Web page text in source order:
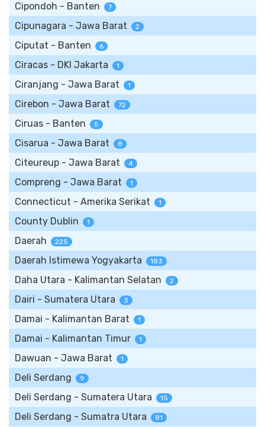
Cipondoh - Banten 7
Cipunagara - Jawa Barat 2
Ciputat - Banten 6
Ciracas - DKI Jakarta 1
Ciranjang - Jawa Barat 1
Cirebon - Jawa Barat 72
Ciruas - Banten 5
Cisarua - Jawa Barat 8
Citeureup - Jawa Barat 4
Compreng - Jawa Barat 1
Connecticut - Amerika Serikat 1
County Dublin 1
Daerah 225
Daerah Istimewa Yogyakarta 183
Daha Utara - Kalimantan Selatan 2
Dairi - Sumatera Utara 3
Damai - Kalimantan Barat 1
Damai - Kalimantan Timur 1
Dawuan - Jawa Barat 1
Deli Serdang 9
Deli Serdang - Sumatera Utara 15
Deli Serdang - Sumatra Utara 81